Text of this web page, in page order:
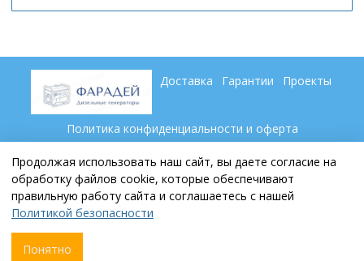
Доставка Гарантии Проекты
Политика конфиденциальности и оферта
Пользовательское соглашение
+7 (846) 269 79 69
Продолжая использовать наш сайт, вы даете согласие на
обработку файлов cookie, которые обеспечивают
правильную работу сайта и соглашаетесь с нашей
Политикой безопасности
Понятно